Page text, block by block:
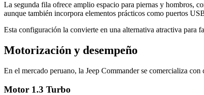
La segunda fila ofrece amplio espacio para piernas y hombros,
aunque también incorpora elementos prácticos como puertos
Esta configuración la convierte en una alternativa atractiva para
Motorización y desempeño
En el mercado peruano, la Jeep Commander se comercializa con
Motor 1.3 Turbo